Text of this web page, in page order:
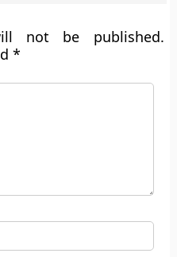
not be published.
*